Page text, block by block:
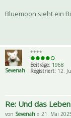
Bluemoon sieht ein
Sevenah
****
Beiträge: 1968
Registriert: 12.
Re: Und das
von Sevenah » 21. Mai